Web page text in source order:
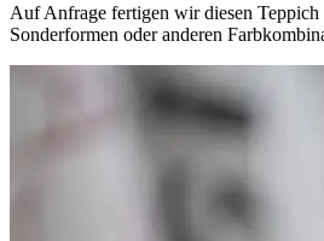
Auf Anfrage fertigen wir diesen Teppich
Sonderformen oder anderen